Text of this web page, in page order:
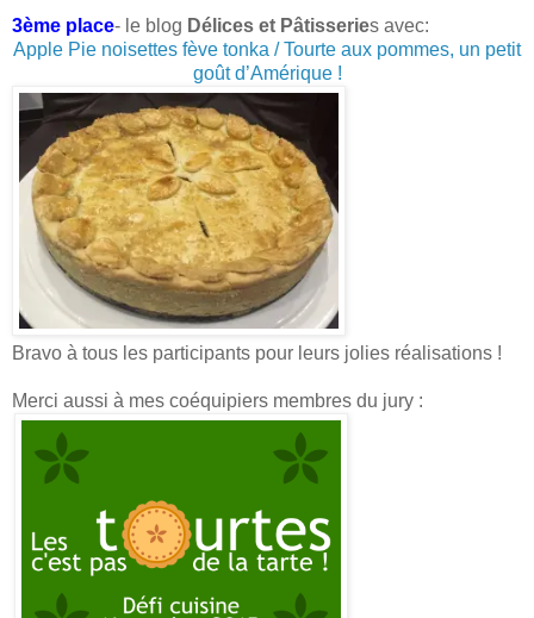
3ème place- le blog Délices et Pâtisseries avec:
Apple Pie noisettes fève tonka / Tourte aux pommes, un petit
goût d’Amérique !
Bravo à tous les participants pour leurs jolies réalisations !
Merci aussi à mes coéquipiers membres du jury :